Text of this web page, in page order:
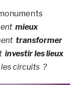
mieux
transformer
investir les lieux
circuits ?